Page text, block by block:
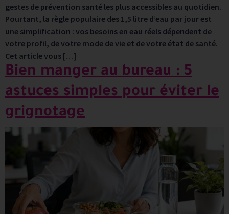
gestes de prévention santé les plus accessibles au quotidien.
Pourtant, la règle populaire des 1,5 litre d’eau par jour est
une simplification : vos besoins en eau réels dépendent de
votre profil, de votre mode de vie et de votre état de santé.
Cet article vous […]
Bien manger au bureau : 5
astuces simples pour éviter le
grignotage